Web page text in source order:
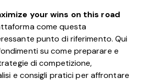
your wins on this road
come questa
punto di riferimento. Qui
su come preparare e
di competizione,
e consigli pratici per affrontare